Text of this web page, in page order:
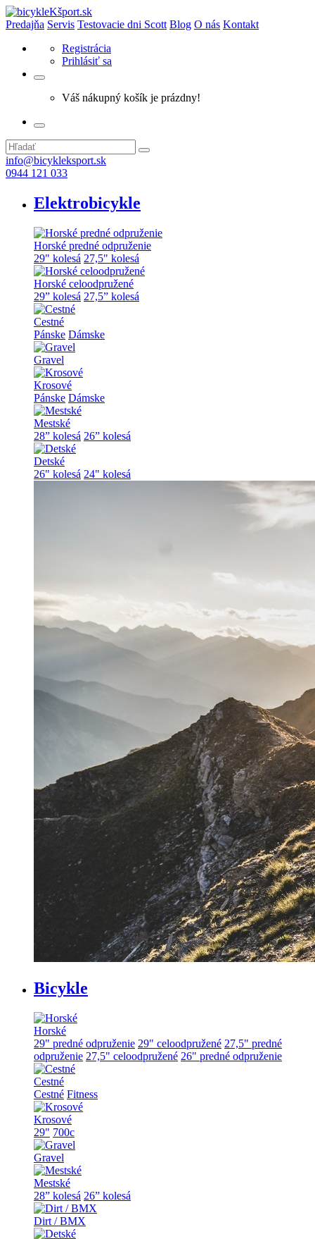
Predajňa Servis Testovacie dni Scott Blog O nás Kontakt
Registrácia
Prihlásiť sa
Váš nákupný košík je prázdny!
info@bicykleksport.sk
0944 121 033
Elektrobicykle
Horské predné odpruženie
29" kolesá 27,5" kolesá
Horské celoodpružené
29” kolesá 27,5” kolesá
Cestné
Pánske Dámske
Gravel
Krosové
Pánske Dámske
Mestské
28” kolesá 26” kolesá
Detské
26" kolesá 24" kolesá
Bicykle
Horské
29" predné odpruženie 29" celoodpružené 27,5" predné
odpruženie 27,5" celoodpružené 26" predné odpruženie
Cestné
Cestné Fitness
Krosové
29" 700c
Gravel
Mestské
28” kolesá 26” kolesá
Dirt / BMX